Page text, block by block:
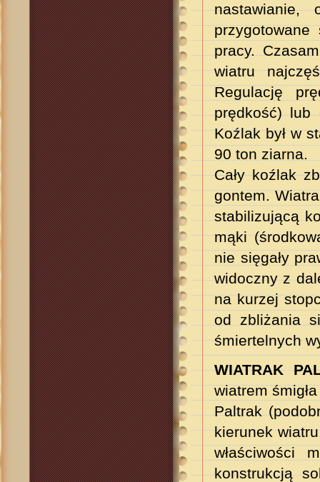
nastawianie,
pracy.
wiatru
Regulację
prędkość) lub
Koźlak był w
90 ton ziarna.
Cały koźlak
gontem.
stabilizującą
mąki
nie sięgały
widoczny z
na kurzej
od zbliżania
śmiertelnych
WIATRAK
wiatrem
Paltrak
kierunek
właściwości
konstrukcją